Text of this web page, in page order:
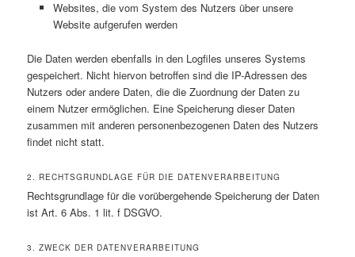
Websites, die vom System des Nutzers über unsere
Website aufgerufen werden
Die Daten werden ebenfalls in den Logfiles unseres Systems
gespeichert. Nicht hiervon betroffen sind die IP-Adressen des
Nutzers oder andere Daten, die die Zuordnung der Daten zu
einem Nutzer ermöglichen. Eine Speicherung dieser Daten
zusammen mit anderen personenbezogenen Daten des Nutzers
findet nicht statt.
2. RECHTSGRUNDLAGE FÜR DIE DATENVERARBEITUNG
Rechtsgrundlage für die vorübergehende Speicherung der Daten
ist Art. 6 Abs. 1 lit. f DSGVO.
3. ZWECK DER DATENVERARBEITUNG